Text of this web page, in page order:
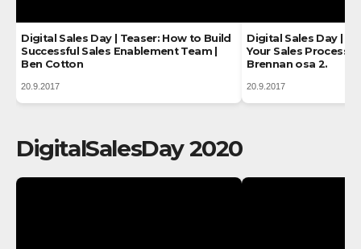
Digital Sales Day | Teaser: How to Build
Successful Sales Enablement Team |
Ben Cotton
20.9.2017
Digital Sales Day |
Your Sales Process
Brennan osa 2.
20.9.2017
DigitalSalesDay 2020